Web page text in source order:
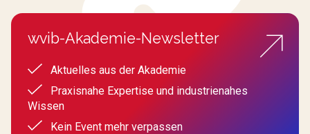
wvib-Akademie-Newsletter
Aktuelles aus der Akademie
Praxisnahe Expertise und industrienahes
Wissen
Kein Event mehr verpassen